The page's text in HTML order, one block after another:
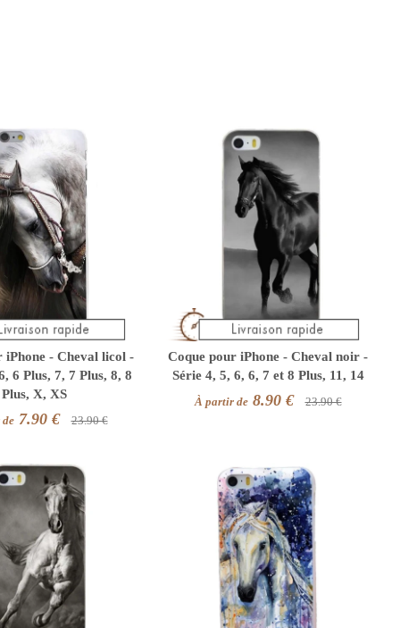
iPhone - Cheval licol -
6 Plus, 7, 7 Plus, 8, 8
Plus, X, XS
7.90 € 23.90 €
Coque pour iPhone - Cheval noir -
Série 4, 5, 6, 6, 7 et 8 Plus, 11, 14
À partir de8.90 € 23.90 €